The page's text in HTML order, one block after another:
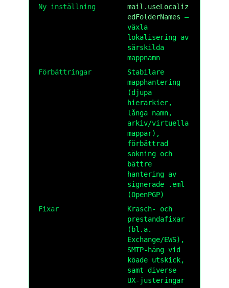
Ny inställning
mail.useLocaliz
edFolderNames –
växla
lokalisering av
särskilda
mappnamn
Förbättringar
Stabilare
mapphantering
(djupa
hierarkier,
långa namn,
arkiv/virtuella
mappar),
förbättrad
sökning och
bättre
hantering av
signerade .eml
(OpenPGP)
Fixar
Krasch- och
prestandafixar
(bl.a.
Exchange/EWS),
SMTP-häng vid
köade utskick,
samt diverse
UX-justeringar